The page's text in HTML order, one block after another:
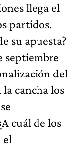
llega el
partidos.
su apuesta?
septiembre
del
cancha los
cuál de los
el